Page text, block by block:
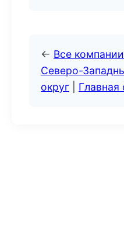
← Все
Северо-
округ
Главная